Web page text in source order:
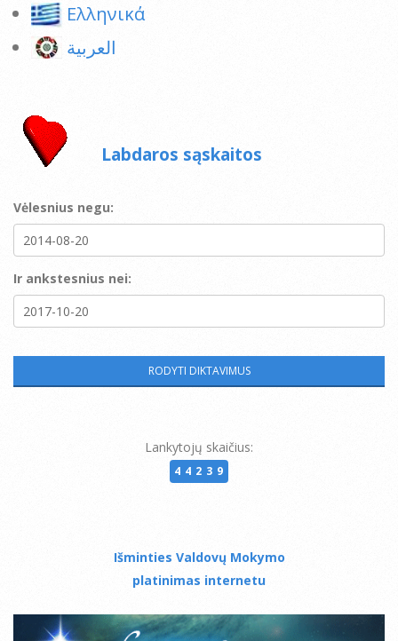
Ελληνικά
العربية
Labdaros sąskaitos
Vėlesnius negu:
Ir ankstesnius nei:
Lankytojų skaičius:
44239
Išminties Valdovų Mokymo
platinimas internetu